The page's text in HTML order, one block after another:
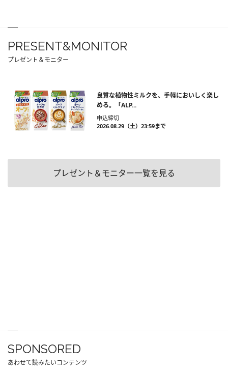
PRESENT&MONITOR
プレゼント＆モニター
良質な植物性ミルクを、手軽においしく楽し
める。「ALP...
申込締切
2026.08.29（土）23:59まで
プレゼント＆モニター一覧を見る
SPONSORED
あわせて読みたいコンテンツ